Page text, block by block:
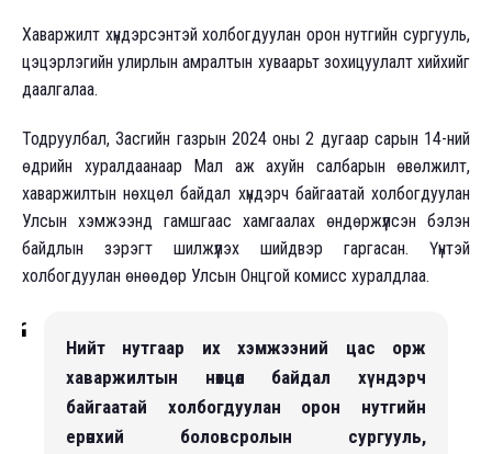
Хаваржилт хүндэрсэнтэй холбогдуулан орон нутгийн сургууль,
цэцэрлэгийн улирлын амралтын хуваарьт зохицуулалт хийхийг
даалгалаа.
Тодруулбал, Засгийн газрын 2024 оны 2 дугаар сарын 14-ний
өдрийн хуралдаанаар Мал аж ахуйн салбарын өвөлжилт,
хаваржилтын нөхцөл байдал хүндэрч байгаатай холбогдуулан
Улсын хэмжээнд гамшгаас хамгаалах өндөржүүлсэн бэлэн
байдлын зэрэгт шилжүүлэх шийдвэр гаргасан. Үүнтэй
холбогдуулан өнөөдөр Улсын Онцгой комисс хуралдлаа.
Нийт нутгаар их хэмжээний цас орж
хаваржилтын нөхцөл байдал хүндэрч
байгаатай холбогдуулан орон нутгийн
ерөнхий боловсролын сургууль,